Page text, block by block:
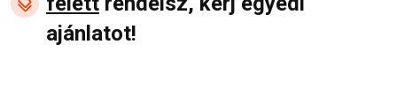
ajánlatot!